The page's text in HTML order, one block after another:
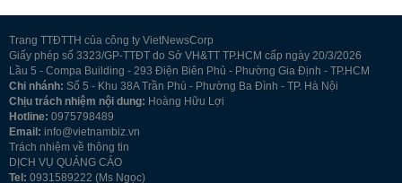
Trang TTĐTTH của công ty VietNewsCorp
Giấy phép số 3323/GP-TTĐT do Sở VH&TT TP.HCM cấp ngày 20/3/2026
Lầu 5 - Compa Building - 293 Điện Biên Phủ - Phường Gia Định - TP.HCM
Chi nhánh: Số 5 - Khu 38A Trần Phú - Phường Ba Đình - TP. Hà Nội
Chịu trách nhiệm nội dung: Hoàng Hữu Lợi
Hotline: 0975798489
Email: info@vietnambiz.vn
Trách nhiệm về thông tin
DỊCH VỤ QUẢNG CÁO
Tel: 0931589222 (Ms Ngọc)